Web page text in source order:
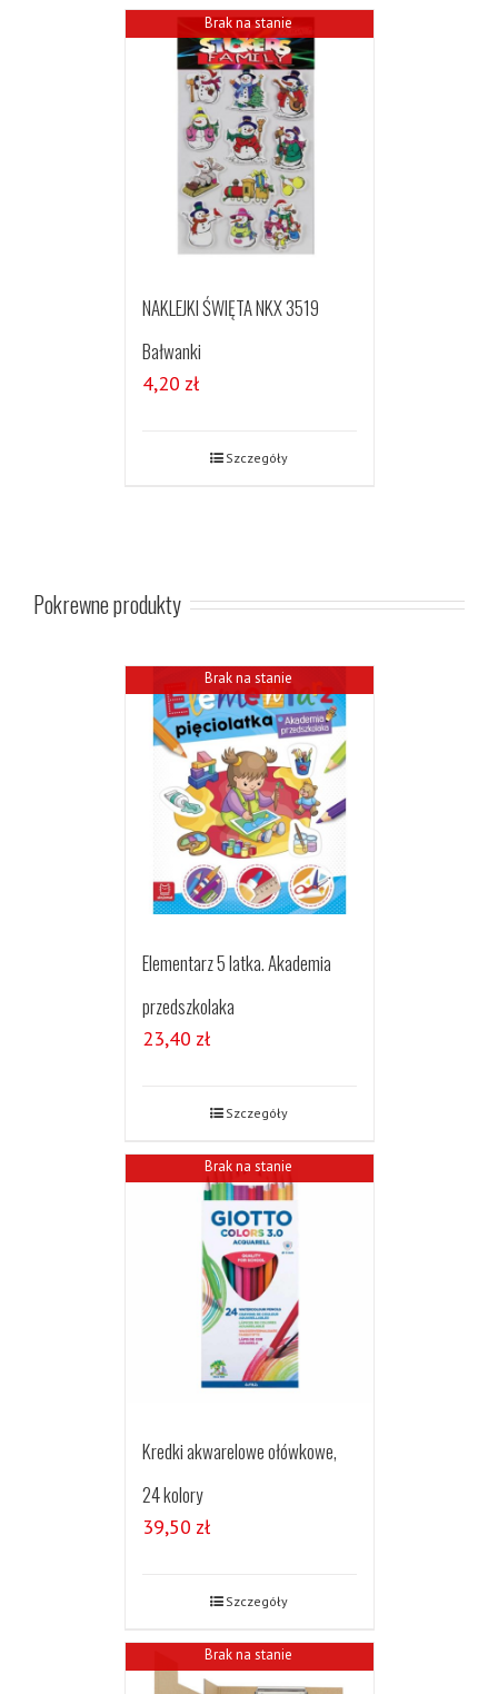
Brak na stanie
NAKLEJKI ŚWIĘTA NKX 3519
Bałwanki
4,20 zł
Szczegóły
Pokrewne produkty
Brak na stanie
Elementarz 5 latka. Akademia
przedszkolaka
23,40 zł
Szczegóły
Brak na stanie
Kredki akwarelowe ołówkowe,
24 kolory
39,50 zł
Szczegóły
Brak na stanie